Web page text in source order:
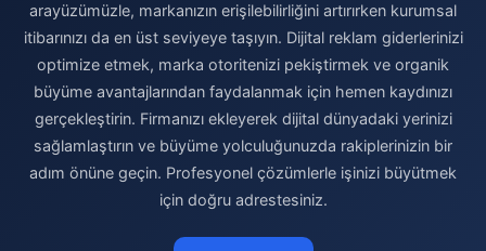
arayüzümüzle, markanızın erişilebilirliğini artırırken kurumsal
itibarınızı da en üst seviyeye taşıyın. Dijital reklam giderlerinizi
optimize etmek, marka otoritenizi pekiştirmek ve organik
büyüme avantajlarından faydalanmak için hemen kaydınızı
gerçekleştirin. Firmanızı ekleyerek dijital dünyadaki yerinizi
sağlamlaştırın ve büyüme yolculuğunuzda rakiplerinizin bir
adım önüne geçin. Profesyonel çözümlerle işinizi büyütmek
için doğru adrestesiniz.